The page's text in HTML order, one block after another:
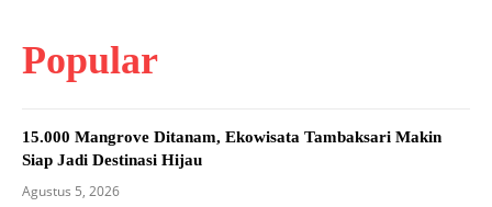
Popular
15.000 Mangrove Ditanam, Ekowisata Tambaksari Makin
Siap Jadi Destinasi Hijau
Agustus 5, 2026